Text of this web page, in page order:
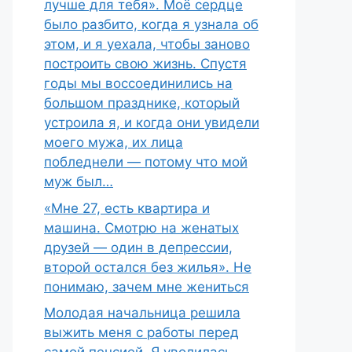
лучше для тебя». Моё сердце
было разбито, когда я узнала об
этом, и я уехала, чтобы заново
построить свою жизнь. Спустя
годы мы воссоединились на
большом празднике, который
устроила я, и когда они увидели
моего мужа, их лица
побледнели — потому что мой
муж был…
«Мне 27, есть квартира и
машина. Смотрю на женатых
друзей — один в депрессии,
второй остался без жилья». Не
понимаю, зачем мне жениться
Молодая начальница решила
выжить меня с работы перед